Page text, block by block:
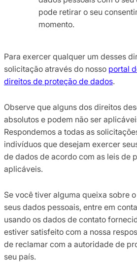
pode retirar o seu
momento.
Para exercer qualquer um desses
solicitação através do nosso portal
direitos de proteção de dados.
Observe que alguns dos direitos
absolutos e podem não ser
Respondemos a todas as
indivíduos que desejam exercer
de dados de acordo com as leis de
aplicáveis.
Se você tiver alguma queixa sobre
seus dados pessoais, entre em
usando os dados de contato
estiver satisfeito com a nossa
de reclamar com a autoridade de
seu país.